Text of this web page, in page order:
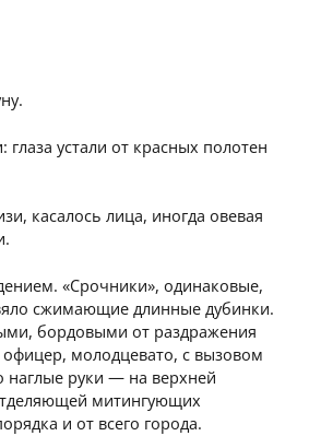
устали от красных полотен
касалось лица, иногда овевая
«Срочники», одинаковые,
сжимающие длинные дубинки.
бордовыми от раздражения
молодцевато, с вызовом
наглые руки — на верхней
митингующих
и от всего города.